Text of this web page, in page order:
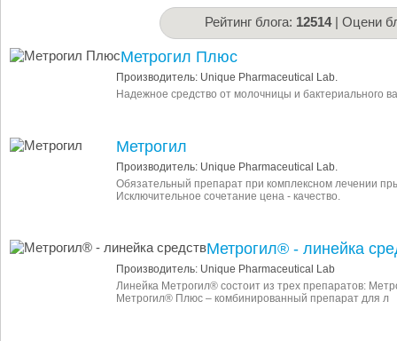
Рейтинг блога: 12514| Оцени
Метрогил Плюс
Производитель: Unique Pharmaceutical Lab.
Надежное средство от молочницы и бактериального
Метрогил
Производитель: Unique Pharmaceutical Lab.
Обязательный препарат при комплексном лечении
Исключительное сочетание цена - качество.
Метрогил® - линейка
Производитель: Unique Pharmaceutical Lab
Линейка Метрогил® состоит из трех препаратов:
Метрогил® Плюс – комбинированный препарат для л